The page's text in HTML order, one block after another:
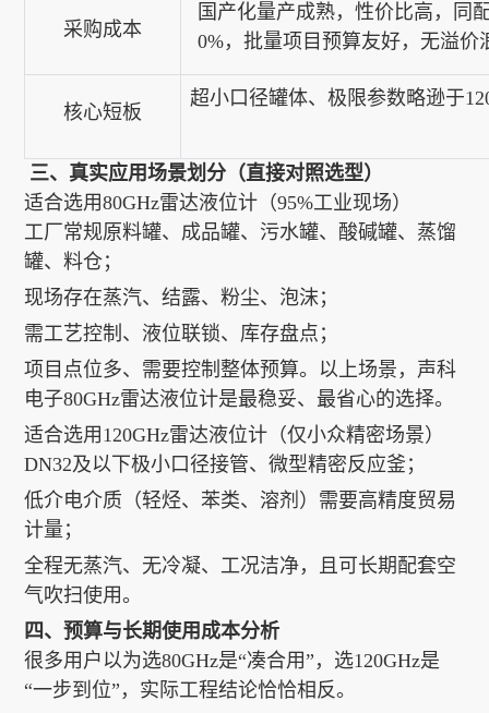
采购成本
国产化量产成熟，性价比高，同
0%，批量项目预算友好，无溢价
核心短板
超小口径罐体、极限参数略逊于
三、真实应用场景划分（直接对照选型）
适合选用80GHz雷达液位计（95%工业现场）
工厂常规原料罐、成品罐、污水罐、酸碱罐、蒸馏
罐、料仓；
现场存在蒸汽、结露、粉尘、泡沫；
需工艺控制、液位联锁、库存盘点；
项目点位多、需要控制整体预算。以上场景，声科
电子80GHz雷达液位计是最稳妥、最省心的选择。
适合选用120GHz雷达液位计（仅小众精密场景）
DN32及以下极小口径接管、微型精密反应釜；
低介电介质（轻烃、苯类、溶剂）需要高精度贸易
计量；
全程无蒸汽、无冷凝、工况洁净，且可长期配套空
气吹扫使用。
四、预算与长期使用成本分析
很多用户以为选80GHz是“凑合用”，选120GHz是
“一步到位”，实际工程结论恰恰相反。